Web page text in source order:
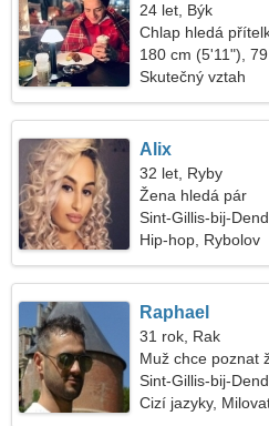
24 let, Býk
Chlap hledá
180 cm (5'11"),
Skutečný vztah
Alix
32 let, Ryby
Žena hledá pár
Sint-Gillis-bij-
Hip-hop, Rybolov
Raphael
31 rok, Rak
Muž chce poznat
Sint-Gillis-bij-
Cizí jazyky,